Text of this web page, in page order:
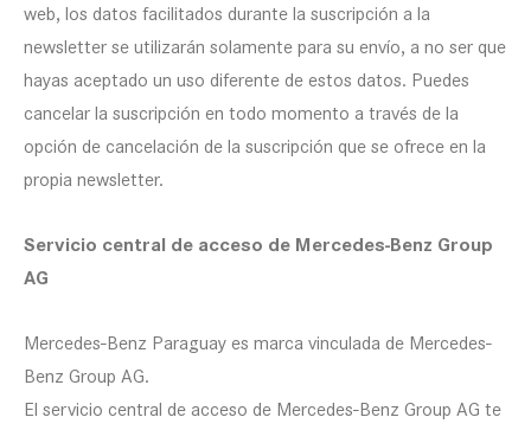
web, los datos facilitados durante la suscripción a la
newsletter se utilizarán solamente para su envío, a no ser que
hayas aceptado un uso diferente de estos datos. Puedes
cancelar la suscripción en todo momento a través de la
opción de cancelación de la suscripción que se ofrece en la
propia newsletter.
Servicio central de acceso de Mercedes-Benz Group
AG
Mercedes-Benz Paraguay es marca vinculada de Mercedes-
Benz Group AG.
El servicio central de acceso de Mercedes-Benz Group AG te